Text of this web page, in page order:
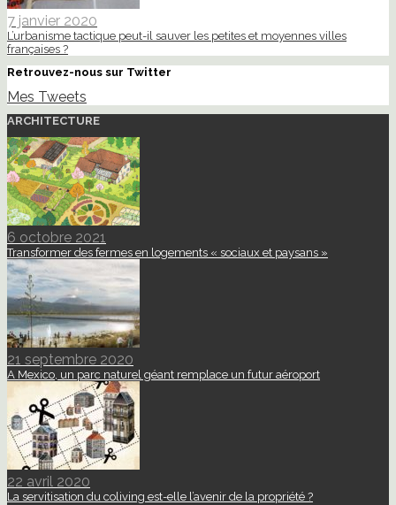
7 janvier 2020
L’urbanisme tactique peut-il sauver les petites et moyennes villes
françaises ?
Retrouvez-nous sur Twitter
Mes Tweets
ARCHITECTURE
6 octobre 2021
Transformer des fermes en logements « sociaux et paysans »
21 septembre 2020
A Mexico, un parc naturel géant remplace un futur aéroport
22 avril 2020
La servitisation du coliving est-elle l’avenir de la propriété ?